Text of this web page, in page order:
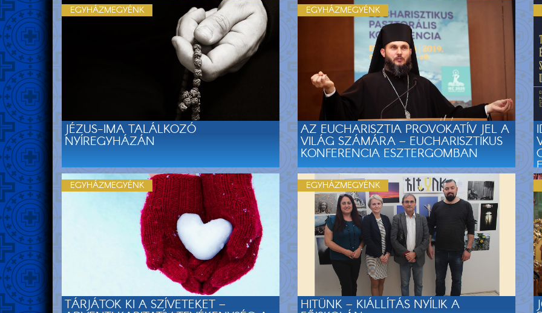
JÉZUS-IMA TALÁLKOZÓ
NYÍREGYHÁZÁN
EGYHÁZMEGYÉNK
AZ EUCHARISZTIA PROVOKATÍV JEL A
VILÁG SZÁMÁRA – EUCHARISZTIKUS
KONFERENCIA ESZTERGOMBAN
EGYHÁZMEGYÉNK
TÁRJÁTOK KI A SZÍVETEKET –
EGYHÁZMEGYÉNK
HITÜNK – KIÁLLÍTÁS NYÍLIK A
EGYHÁZMEGYÉNK